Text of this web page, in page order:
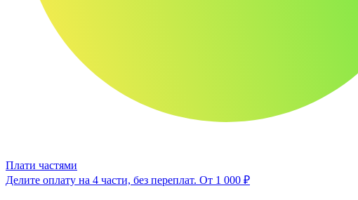
Плати частями
Делите оплату на 4 части, без переплат. От 1 000 ₽